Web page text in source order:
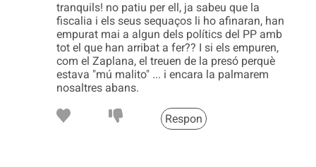
tranquils! no patiu per ell, ja sabeu que la
fiscalia i els seus sequaços li ho afinaran, han
empurat mai a algun dels polítics del PP amb
tot el que han arribat a fer?? I si els empuren,
com el Zaplana, el treuen de la presó perquè
estava "mú malito" ... i encara la palmarem
nosaltres abans.
Respon